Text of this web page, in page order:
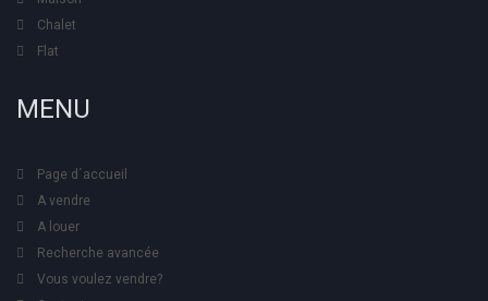
Chalet
Flat
MENU
Page d´accueil
A vendre
A louer
Recherche avancée
Vous voulez vendre?